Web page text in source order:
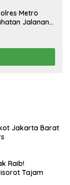
Metro
Jalanan
Jakarta Barat
Raib!
Tajam